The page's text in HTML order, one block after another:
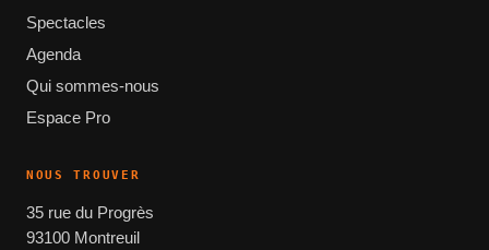
Spectacles
Agenda
Qui sommes-nous
Espace Pro
NOUS TROUVER
35 rue du Progrès
93100 Montreuil